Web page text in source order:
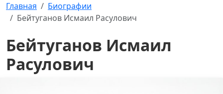
Главная
Биографии
Бейтуганов Исмаил Расулович
Бейтуганов Исмаил
Расулович